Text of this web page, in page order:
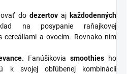
do dezertov aj každodenných
na posypanie raňajkovej
cereáliami a ovocím. Rovnako ním
Fanúšikovia smoothies
ho
k svojej obľúbenej kombinácii